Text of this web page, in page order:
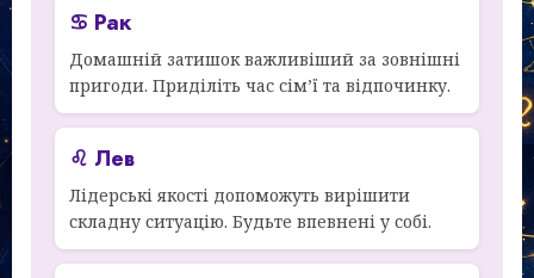
♋ Рак
Домашній затишок важливіший за зовнішні
пригоди. Приділіть час сім’ї та відпочинку.
♌ Лев
Лідерські якості допоможуть вирішити
складну ситуацію. Будьте впевнені у собі.